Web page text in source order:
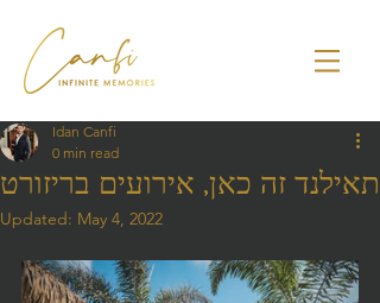
תאילנד זה כאן, אירועים בריזורט
Idan Canfi
0 min read
Updated: May 4, 2022